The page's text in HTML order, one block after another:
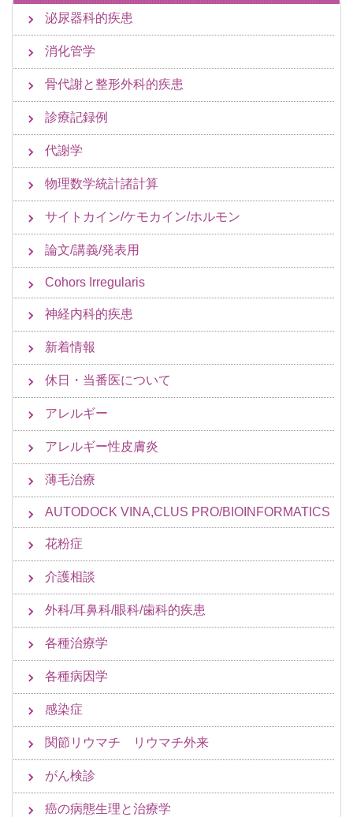
泌尿器科的疾患
消化管学
骨代謝と整形外科的疾患
診療記録例
代謝学
物理数学統計諸計算
サイトカイン/ケモカイン/ホルモン
論文/講義/発表用
Cohors Irregularis
神経内科的疾患
新着情報
休日・当番医について
アレルギー
アレルギー性皮膚炎
薄毛治療
AUTODOCK VINA,CLUS PRO/BIOINFORMATICS
花粉症
介護相談
外科/耳鼻科/眼科/歯科的疾患
各種治療学
各種病因学
感染症
関節リウマチ リウマチ外来
がん検診
癌の病態生理と治療学